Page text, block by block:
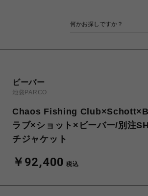
ビーバー
池袋PARCO
Chaos Fishing
ラブ×ショット×ビーバー/別注
チジャケット
￥92,400 税込